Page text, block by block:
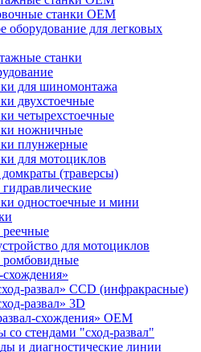
станки ОЕМ
для легковых
станки
для шиномонтажа
двухстоечные
четырехстоечные
ножничные
плунжерные
для мотоциклов
(траверсы)
одностоечные и мини
для мотоциклов
развал» CCD (инфракрасные)
развал» 3D
схождения» ОЕМ
со стендами "сход-развал"
и диагностические линии